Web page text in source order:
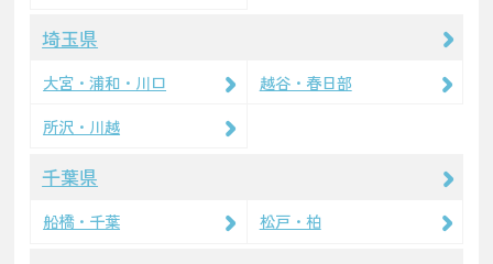
埼玉県
大宮・浦和・川口
越谷・春日部
所沢・川越
千葉県
船橋・千葉 松戸・柏